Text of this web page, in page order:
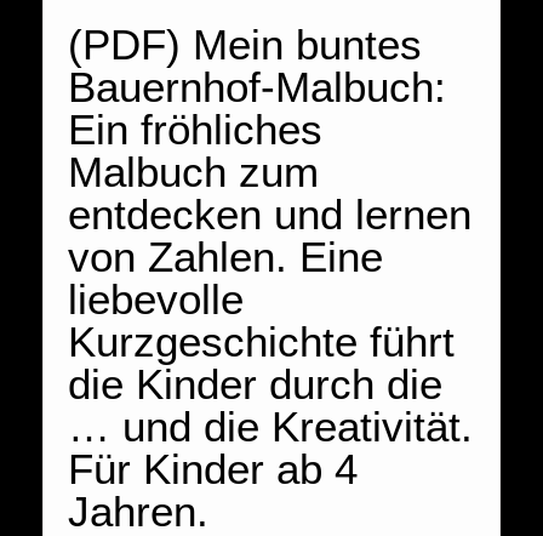
(PDF) Mein buntes
Bauernhof-Malbuch:
Ein fröhliches
Malbuch zum
entdecken und lernen
von Zahlen. Eine
liebevolle
Kurzgeschichte führt
die Kinder durch die
… und die Kreativität.
Für Kinder ab 4
Jahren.